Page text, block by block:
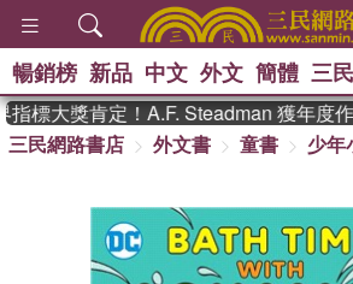
熱搜： 東野圭
獎 臺灣漫遊錄
登輝時代 、 數
偉大的迷走神經
暢銷榜 新品 中文 外文 簡體 三
標大獎肯定！A.F. Steadman 獲年度作
三民網路書店
外文書 童書
少年